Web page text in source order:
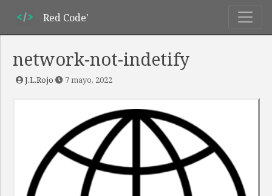
Red Code'
network-not-indetify
J.L.Rojo 7 mayo, 2022